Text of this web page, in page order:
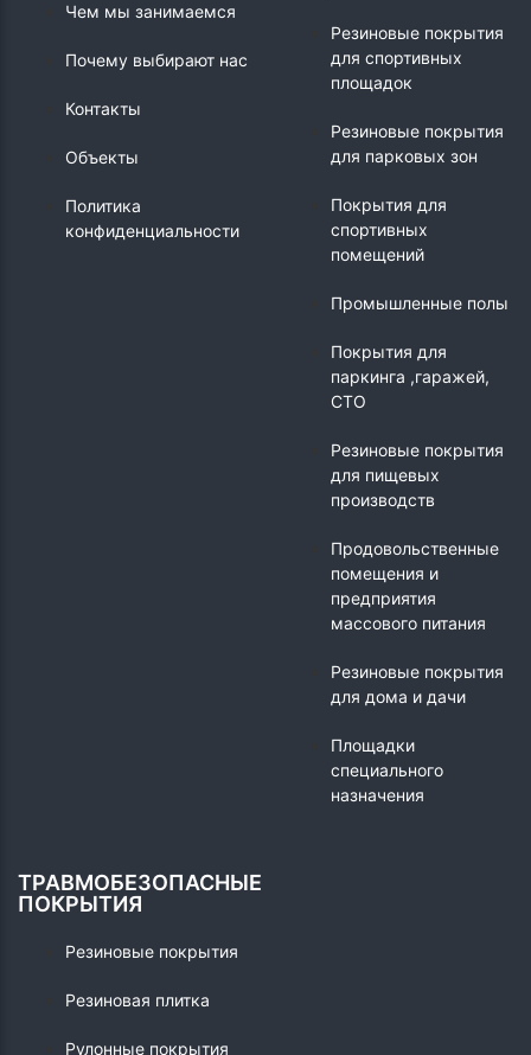
Чем мы занимаемся
Почему выбирают нас
Контакты
Объекты
Политика
конфиденциальности
Резиновые покрытия
для спортивных
площадок
Резиновые покрытия
для парковых зон
Покрытия для
спортивных
помещений
Промышленные полы
Покрытия для
паркинга ,гаражей,
СТО
Резиновые покрытия
для пищевых
производств
Продовольственные
помещения и
предприятия
массового питания
Резиновые покрытия
для дома и дачи
Площадки
специального
назначения
ТРАВМОБЕЗОПАСНЫЕ
ПОКРЫТИЯ
Резиновые покрытия
Резиновая плитка
Рулонные покрытия